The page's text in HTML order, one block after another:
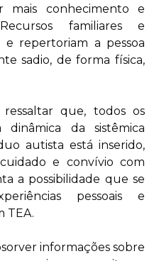
mais conhecimento e
familiares e
e repertoriam a pessoa
sadio, de forma física,
que, todos os
da sistêmica
autista está inserido,
e convívio com
a possibilidade que se
pessoais e
TEA.
informações sobre